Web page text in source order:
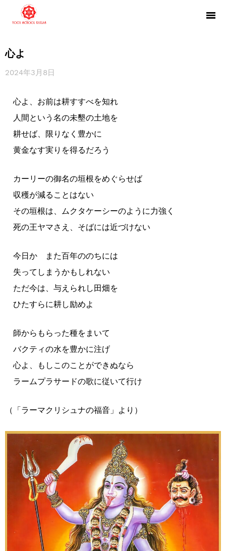
心よ
2024年3月8日
心よ、お前は耕すすべを知れ
人間という名の未墾の土地を
耕せば、限りなく豊かに
黄金なす実りを得るだろう
カーリーの御名の垣根をめぐらせば
収穫が減ることはない
その垣根は、ムクタケーシーのように力強く
死の王ヤマさえ、そばには近づけない
今日か また百年ののちには
失ってしまうかもしれない
ただ今は、与えられし田畑を
ひたすらに耕し励めよ
師からもらった種をまいて
バクティの水を豊かに注げ
心よ、もしこのことができぬなら
ラームプラサードの歌に従いて行け
（「ラーマクリシュナの福音」より）